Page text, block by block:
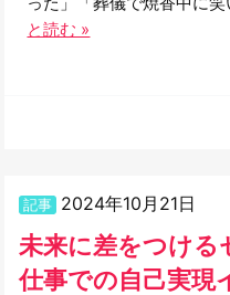
と読む »
記事 2024年10月21日
未来に差をつけ
仕事での自己実現